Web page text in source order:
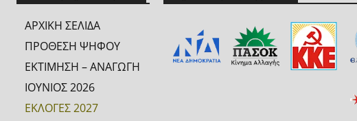
ΑΡΧΙΚΗ ΣΕΛΙΔΑ
ΠΡΟΘΕΣΗ ΨΗΦΟΥ
ΕΚΤΙΜΗΣΗ – ΑΝΑΓΩΓΗ
ΙΟΥΝΙΟΣ 2026
ΕΚΛΟΓΕΣ 2027